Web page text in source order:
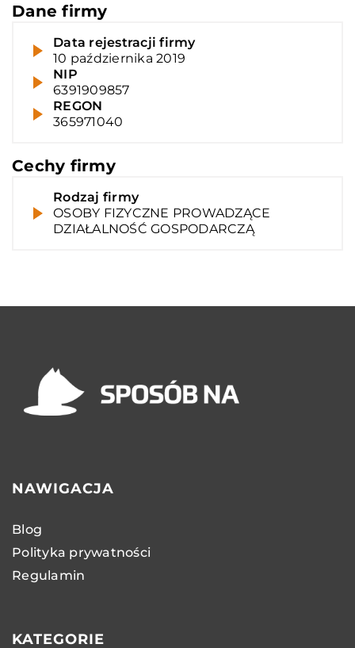
Dane firmy
Data rejestracji firmy
10 października 2019
NIP
6391909857
REGON
365971040
Cechy firmy
Rodzaj firmy
OSOBY FIZYCZNE PROWADZĄCE
DZIAŁALNOŚĆ GOSPODARCZĄ
NAWIGACJA
Blog
Polityka prywatności
Regulamin
KATEGORIE